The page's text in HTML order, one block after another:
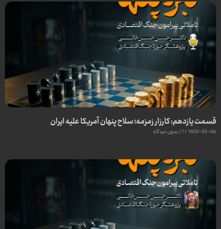
قسمت یازدهم: کارزار زمزمه؛ سلاح پنهان آمریکا علیه ایران
1405-05-06 بدون دیدگاه